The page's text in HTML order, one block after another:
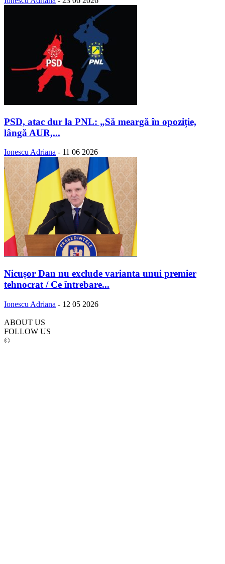
PSD, atac dur la PNL: „Să meargă în opoziție,
lângă AUR,...
Ionescu Adriana - 11 06 2026
Nicușor Dan nu exclude varianta unui premier
tehnocrat / Ce întrebare...
Ionescu Adriana - 12 05 2026
ABOUT US
FOLLOW US
©